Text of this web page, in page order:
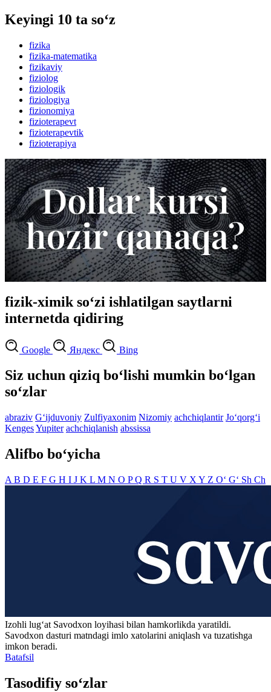
Keyingi 10 ta so‘z
fizika
fizika-matematika
fizikaviy
fiziolog
fiziologik
fiziologiya
fizionomiya
fizioterapevt
fizioterapevtik
fizioterapiya
fizik-ximik so‘zi ishlatilgan saytlarni
internetda qidiring
Google Яндекс Bing
Siz uchun qiziq bo‘lishi mumkin bo‘lgan
so‘zlar
abraziv G‘ijduvoniy Zulfiyaxonim Nizomiy achchiqlantir Jo‘qorg‘i
KengesYupiter achchiqlanish abssissa
Alifbo bo‘yicha
A B D E F G H I J K L M N O PQ R S T U V X Y Z O‘ G‘ Sh Ch
Izohli lugʻat Savodxon loyihasi bilan hamkorlikda yaratildi.
Savodxon dasturi matndagi imlo xatolarini aniqlash va tuzatishga
imkon beradi.
Batafsil
Tasodifiy so‘zlar